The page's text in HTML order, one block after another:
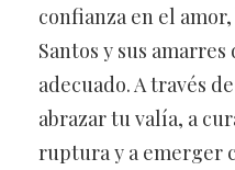
confianza en el
Santos y sus
adecuado. A través
abrazar tu valía, a
ruptura y a emerger